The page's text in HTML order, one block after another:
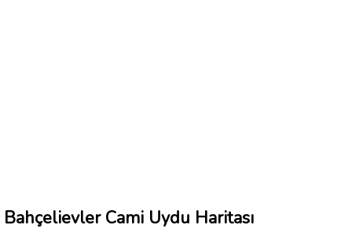
Bahçelievler Cami Uydu Haritası